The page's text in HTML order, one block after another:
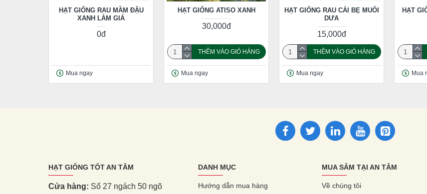
HẠT GIỐNG RAU MẦM ĐẬU
XANH LÀM GIÁ
0đ
Mua ngay
HẠT GIỐNG ATISO XANH
30,000đ
THÊM VÀO GIỎ HÀNG
Mua ngay
HẠT GIỐNG RAU CẢI BẸ MUỐI
DƯA
15,000đ
THÊM VÀO GIỎ HÀNG
Mua ngay
HẠT
Mua
HẠT GIỐNG TỐT AN TÂM
Cửa hàng: Số 27 ngách 50 ngõ
DANH MỤC
Hướng dẫn mua hàng
MUA SẮM TẠI AN TÂM
Về chúng tôi